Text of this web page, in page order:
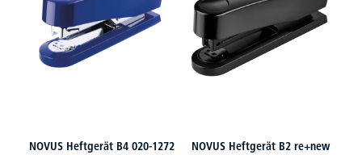
NOVUS Heftgerät B4 020-1272
NOVUS Heftgerät B2 re+new